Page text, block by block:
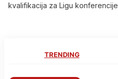
kvalifikacija za Ligu konferencije
TRENDING